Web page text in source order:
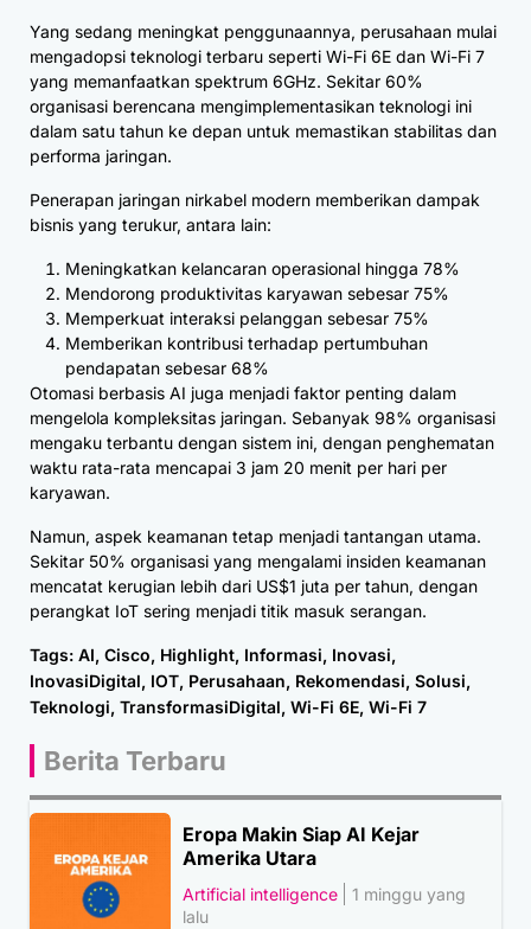
Yang sedang meningkat penggunaannya, perusahaan mulai
mengadopsi teknologi terbaru seperti Wi-Fi 6E dan Wi-Fi 7
yang memanfaatkan spektrum 6GHz. Sekitar 60%
organisasi berencana mengimplementasikan teknologi ini
dalam satu tahun ke depan untuk memastikan stabilitas dan
performa jaringan.
Penerapan jaringan nirkabel modern memberikan dampak
bisnis yang terukur, antara lain:
Meningkatkan kelancaran operasional hingga 78%
Mendorong produktivitas karyawan sebesar 75%
Memperkuat interaksi pelanggan sebesar 75%
Memberikan kontribusi terhadap pertumbuhan
pendapatan sebesar 68%
Otomasi berbasis AI juga menjadi faktor penting dalam
mengelola kompleksitas jaringan. Sebanyak 98% organisasi
mengaku terbantu dengan sistem ini, dengan penghematan
waktu rata-rata mencapai 3 jam 20 menit per hari per
karyawan.
Namun, aspek keamanan tetap menjadi tantangan utama.
Sekitar 50% organisasi yang mengalami insiden keamanan
mencatat kerugian lebih dari US$1 juta per tahun, dengan
perangkat IoT sering menjadi titik masuk serangan.
Tags: AI, Cisco, Highlight, Informasi, Inovasi,
InovasiDigital, IOT, Perusahaan, Rekomendasi, Solusi,
Teknologi, TransformasiDigital, Wi-Fi 6E, Wi-Fi 7
Berita Terbaru
Eropa Makin Siap AI Kejar
Amerika Utara
Artificial intelligence
1 minggu yang
lalu